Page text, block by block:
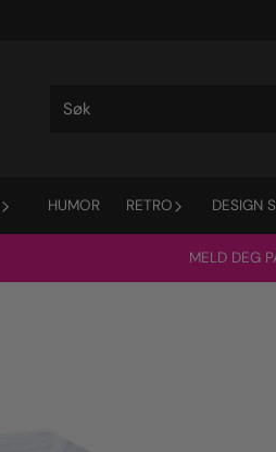
HUMOR RETRO DESIGN
MELD DEG